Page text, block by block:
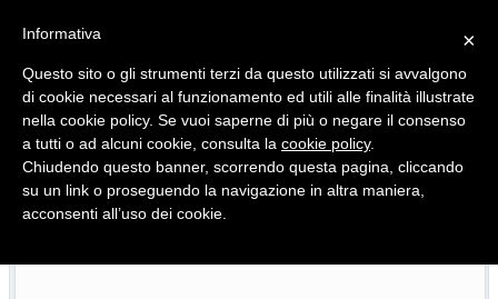
Quotidiano d'informazione distribuito in Molise con
×
Informativa
Questo sito o gli strumenti terzi da questo utilizzati si avvalgono
di cookie necessari al funzionamento ed utili alle finalità illustrate
nella cookie policy. Se vuoi saperne di più o negare il consenso
a tutti o ad alcuni cookie, consulta la cookie policy.
Chiudendo questo banner, scorrendo questa pagina, cliccando
su un link o proseguendo la navigazione in altra maniera,
acconsenti all’uso dei cookie.